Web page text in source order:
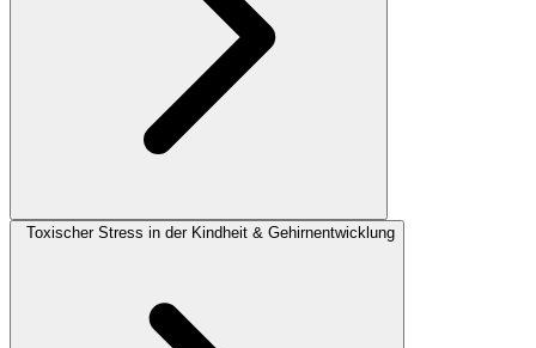
Toxischer Stress in der Kindheit & Gehirnentwicklung